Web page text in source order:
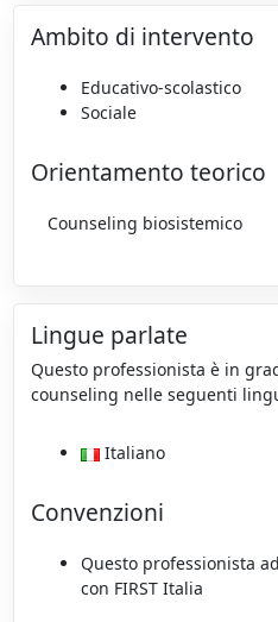
Ambito di intervento
Educativo-scolastico
Sociale
Orientamento teorico
Counseling biosistemico
Lingue parlate
Questo professionista è in
counseling nelle seguenti
Italiano
Convenzioni
Questo professionista
con FIRST Italia